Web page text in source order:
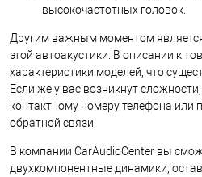
высокочастотных головок.
Другим важным моментом
этой автоакустики. В описании к
характеристики моделей, что
Если же у вас возникнут
контактному номеру телефона или
обратной связи.
В компании CarAudioCenter вы
двухкомпонентные динамики,